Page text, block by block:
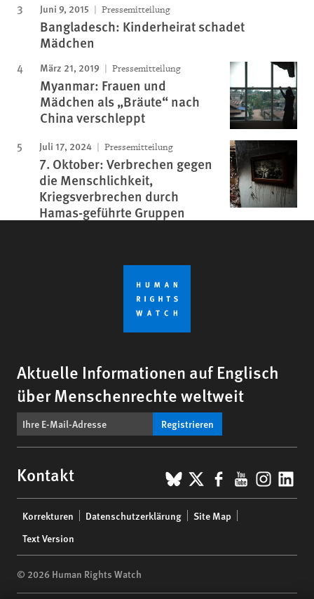
Juni 9, 2015 Pressemitteilung
Bangladesch: Kinderheirat schadet
Mädchen
März 21, 2019 Pressemitteilung
Myanmar: Frauen und
Mädchen als „Bräute“ nach
China verschleppt
Juli 17, 2024 Pressemitteilung
7. Oktober: Verbrechen gegen
die Menschlichkeit,
Kriegsverbrechen durch
Hamas-geführte Gruppen
Aktuelle Informationen auf Englisch
über Menschenrechte weltweit
Registrieren
Kontakt BlueSky
X Facebook
YouTube
menu
Korrekturen Datenschutzerklärung
Site Map
Text Version
© 2026 Human Rights Watch